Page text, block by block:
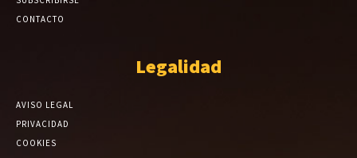
CONTACTO
Legalidad
AVISO LEGAL
PRIVACIDAD
COOKIES